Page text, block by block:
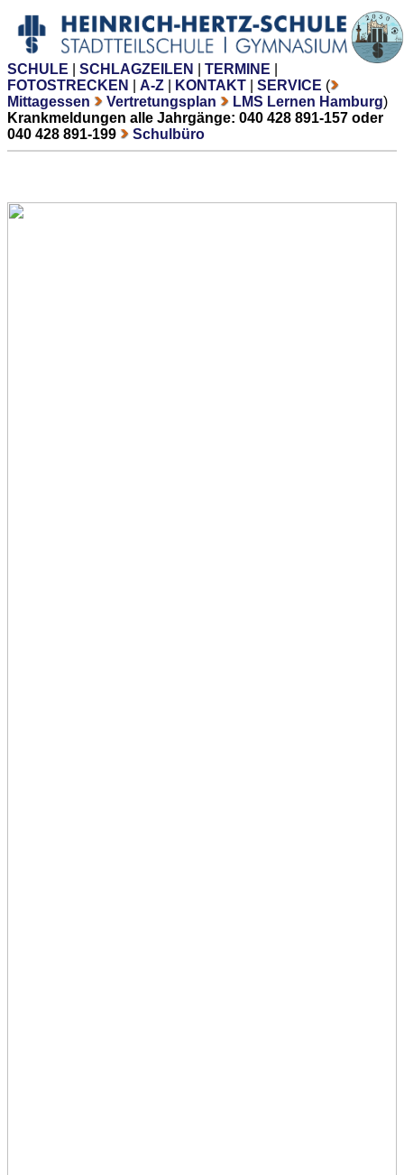
SCHULE SCHLAGZEILEN TERMINE
FOTOSTRECKEN
A-Z KONTAKT SERVICE (
Mittagessen
Vertretungsplan LMS Lernen Hamburg)
Krankmeldungen alle Jahrgänge: 040 428 891-157 oder
040 428 891-199
Schulbüro